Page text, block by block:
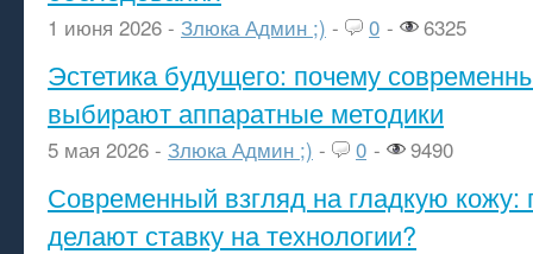
1 июня 2026 - Злюка Админ ;) - 0 - 6325
Эстетика будущего: почему
выбирают аппаратные методики
5 мая 2026 - Злюка Админ ;) - 0 - 9490
Современный взгляд на гладкую кожу:
делают ставку на технологии?